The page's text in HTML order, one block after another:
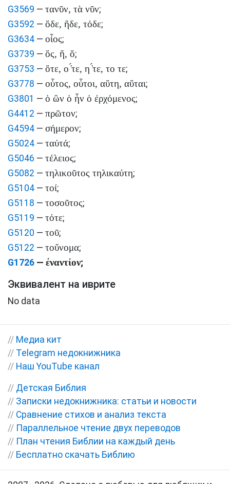
G3569 — τανῦν, τὰ νῦν;
G3592 — ὅδε, ἥδε, τόδε;
G3634 — οἷος;
G3739 — ὅς, ἥ, ὅ;
G3753 — ὅτε, ο ̔́τε, η ̔́τε, το τε;
G3778 — οὗτος, οὗτοι, αὕτη, αὕται;
G3801 — ὁ ὢν ὁ ἦν ὁ ἐρχόμενος;
G4412 — πρῶτον;
G4594 — σήμερον;
G5024 — ταὐτά;
G5046 — τέλειος;
G5082 — τηλικοῦτος τηλικαύτη;
G5104 — τοί;
G5118 — τοσοῦτος;
G5119 — τότε;
G5120 — τοῦ;
G5122 — τοὔνομα;
G1726 — ἐναντίον;
Эквивалент на иврите
No data
// Медиа кит
// Telegram недокнижника
// Наш YouTube канал
// Детская Библия
// Записки недокнижника: статьи и новости
// Сравнение стихов и анализ текста
// Параллельное чтение двух переводов
// План чтения Библии на каждый день
// Бесплатно скачать Библию